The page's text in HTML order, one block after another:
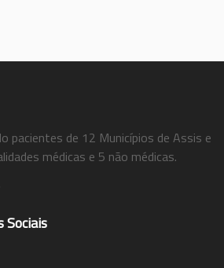
pacientes de 12 Municípios de Assis e
médicas e 5 não médicas.
Sociais